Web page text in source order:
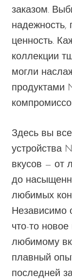
заказом.
надежность,
ценность.
коллекции
могли
продуктами
Здесь вы
устройства
вкусов — от
до
любимых
Независимо
что-то
любимому
плавный
последней